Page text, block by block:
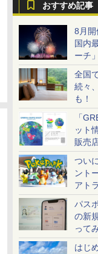
おすすめ記事
8月開
国内
ーチ
ど大
全国
続々
も！
め
「
ット
販売
ケッ
つい
ント
アト
配・
パス
の新
って
ホと
はじ